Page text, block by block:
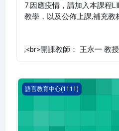
7.因應疫情，請加入本課程
教學，以及公佈上課,補充教
;<br>開課教師： 王永一 教
韓語 一(1111_G5LC010006A)
語言教育中心(1111)